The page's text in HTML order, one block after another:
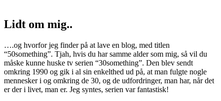
Lidt om mig..
….og hvorfor jeg finder på at lave en blog, med titlen
“50something”. Tjah, hvis du har samme alder som mig, så vil du
måske kunne huske tv serien “30something”. Den blev sendt
omkring 1990 og gik i al sin enkelthed ud på, at man fulgte nogle
mennesker i og omkring de 30, og de udfordringer, man har, når det
er der i livet, man er. Jeg syntes, serien var fantastisk!